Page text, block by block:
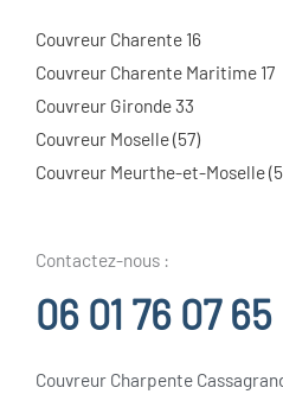
Couvreur Charente 16
Couvreur Charente Maritime 17
Couvreur Gironde 33
Couvreur Moselle (57)
Couvreur Meurthe-et-Moselle
Contactez-nous :
06 01 76 07 65
Couvreur Charpente